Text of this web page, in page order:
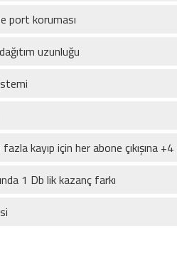
port koruması
uzunluğu
kayıp için her abone çıkışına
1 Db lik kazanç farkı